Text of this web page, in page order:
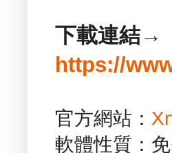
下載連結→
https://
官方網站：
軟體性質：